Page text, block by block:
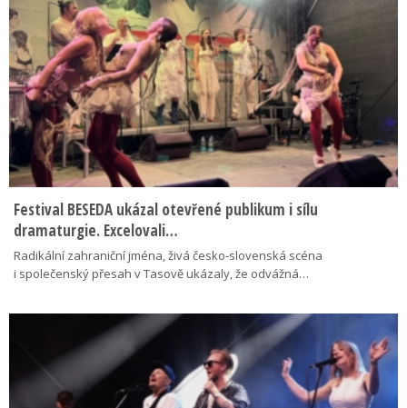
Festival BESEDA ukázal otevřené publikum i sílu
dramaturgie. Excelovali…
Radikální zahraniční jména, živá česko-slovenská scéna
i společenský přesah v Tasově ukázaly, že odvážná…